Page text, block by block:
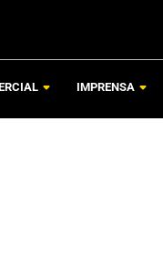
IMPRENSA